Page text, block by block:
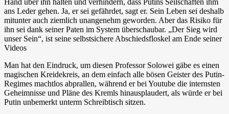
ans Leder gehen. Ja, er sei gefährdet, sagt er. Sein Leben sei deshalb
mitunter auch ziemlich unangenehm geworden. Aber das Risiko für
ihn sei dank seiner Paten im System überschaubar. „Der Sieg wird
unser Sein“, ist seine selbstsichere Abschiedsfloskel am Ende seiner
Videos
Man hat den Eindruck, um diesen Professor Solowei gäbe es einen
magischen Kreidekreis, an dem einfach alle bösen Geister des Putin-
Regimes machtlos abprallen, während er bei Youtube die internsten
Geheimnisse und Pläne des Kremls hinausplaudert, als würde er bei
Putin unbemerkt unterm Schreibtisch sitzen.